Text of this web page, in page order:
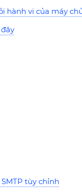
hành vi của máy
tùy chỉnh